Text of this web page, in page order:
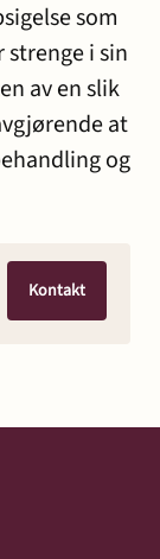
som
i sin
av en slik
at
og
Kontakt